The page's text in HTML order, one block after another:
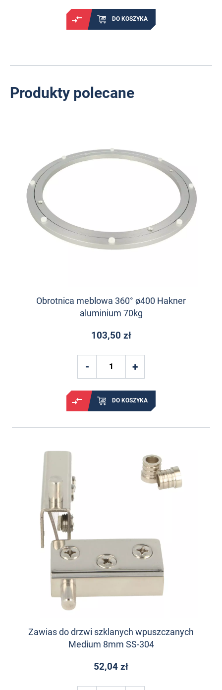
DO KOSZYKA
Produkty polecane
Obrotnica meblowa 360° ø400 Hakner
aluminium 70kg
103,50 zł
DO KOSZYKA
Zawias do drzwi szklanych wpuszczanych
Medium 8mm SS-304
52,04 zł